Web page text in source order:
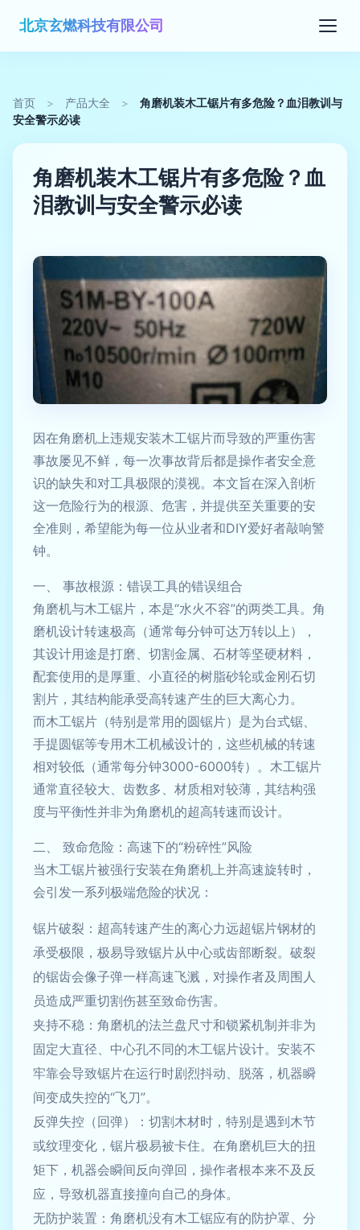
北京玄燃科技有限公司
首页 > 产品大全 >
角磨机装木工锯片有多危险？血泪教训与
安全警示必读
角磨机装木工锯片有多危险？血
泪教训与安全警示必读
因在角磨机上违规安装木工锯片而导致的严重伤害
事故屡见不鲜，每一次事故背后都是操作者安全意
识的缺失和对工具极限的漠视。本文旨在深入剖析
这一危险行为的根源、危害，并提供至关重要的安
全准则，希望能为每一位从业者和DIY爱好者敲响警
钟。
一、 事故根源：错误工具的错误组合
角磨机与木工锯片，本是“水火不容”的两类工具。角
磨机设计转速极高（通常每分钟可达万转以上），
其设计用途是打磨、切割金属、石材等坚硬材料，
配套使用的是厚重、小直径的树脂砂轮或金刚石切
割片，其结构能承受高转速产生的巨大离心力。
而木工锯片（特别是常用的圆锯片）是为台式锯、
手提圆锯等专用木工机械设计的，这些机械的转速
相对较低（通常每分钟3000-6000转）。木工锯片
通常直径较大、齿数多、材质相对较薄，其结构强
度与平衡性并非为角磨机的超高转速而设计。
二、 致命危险：高速下的“粉碎性”风险
当木工锯片被强行安装在角磨机上并高速旋转时，
会引发一系列极端危险的状况：
锯片破裂：超高转速产生的离心力远超锯片钢材的
承受极限，极易导致锯片从中心或齿部断裂。破裂
的锯齿会像子弹一样高速飞溅，对操作者及周围人
员造成严重切割伤甚至致命伤害。
夹持不稳：角磨机的法兰盘尺寸和锁紧机制并非为
固定大直径、中心孔不同的木工锯片设计。安装不
牢靠会导致锯片在运行时剧烈抖动、脱落，机器瞬
间变成失控的“飞刀”。
反弹失控（回弹）：切割木材时，特别是遇到木节
或纹理变化，锯片极易被卡住。在角磨机巨大的扭
矩下，机器会瞬间反向弹回，操作者根本来不及反
应，导致机器直接撞向自己的身体。
无防护装置：角磨机没有木工锯应有的防护罩、分